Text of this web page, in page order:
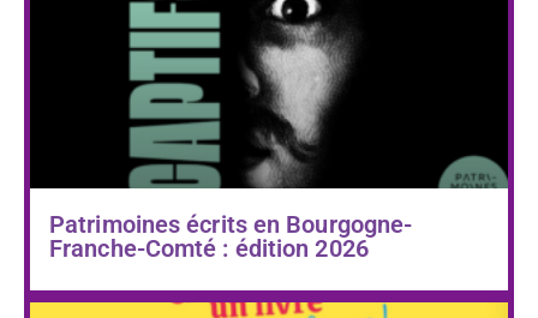
Patrimoines écrits en Bourgogne-
Franche-Comté : édition 2026